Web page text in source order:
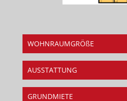
WOHNRAUMGRÖßE
AUSSTATTUNG
GRUNDMIETE